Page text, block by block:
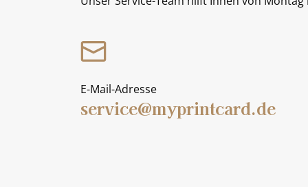
E-Mail-Adresse
service@myprintcard.de